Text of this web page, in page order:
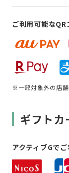
ご利用可能なQR
※一部対象外の店舗
ギフトカ
アクティブGで